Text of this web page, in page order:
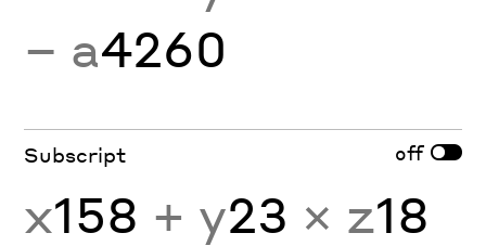
− a4260
Subscript off
x158 + y23 × z18